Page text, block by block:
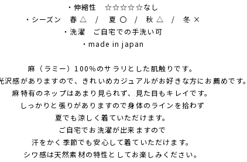
・伸縮性 ☆☆☆☆☆なし
・シーズン 春 △ / 夏 〇 / 秋 △ / 冬 ×
・洗濯 ご自宅での手洗い可
・made in japan
麻（ラミー）100％のサラリとした肌触りです。
沢感がありますので、きれいめカジュアルがお好きな方にお薦めです。
麻特有のネップはあまり見られず、見た目もキレイです。
しっかりと張りがありますので身体のラインを拾わず
夏でも涼しく着ていただけます。
ご自宅でお洗濯が出来ますので
汗をかく季節でも安心して着ていただけます。
シワ感は天然素材の特性としてお楽しみください。